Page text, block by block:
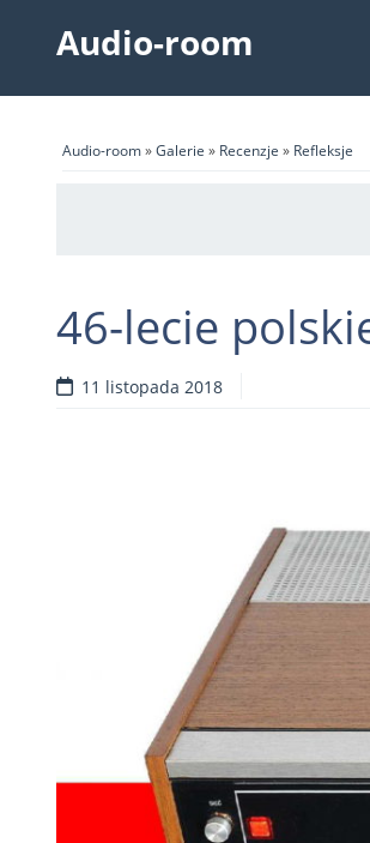
Audio-room
Audio-room»Galerie » Recenzje » Refleksje
46-lecie
11 listopada 2018